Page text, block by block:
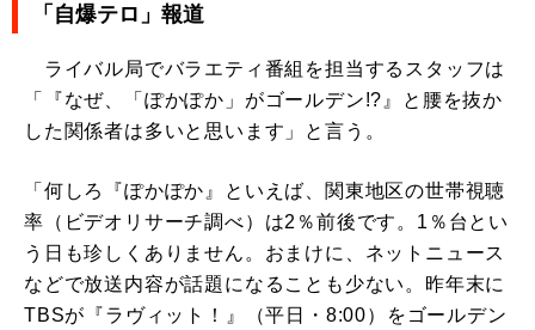
「自爆テロ」報道
ライバル局でバラエティ番組を担当するスタッフは
「『なぜ、「ぽかぽか」がゴールデン!?』と腰を抜か
した関係者は多いと思います」と言う。
「何しろ『ぽかぽか』といえば、関東地区の世帯視聴
率（ビデオリサーチ調べ）は2％前後です。1％台とい
う日も珍しくありません。おまけに、ネットニュース
などで放送内容が話題になることも少ない。昨年末に
TBSが『ラヴィット！』（平日・8:00）をゴールデン